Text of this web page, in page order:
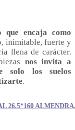
encaja como
inimitable, fuerte y
llena de carácter.
nos invita a
solo los suelos
.
26.5*160